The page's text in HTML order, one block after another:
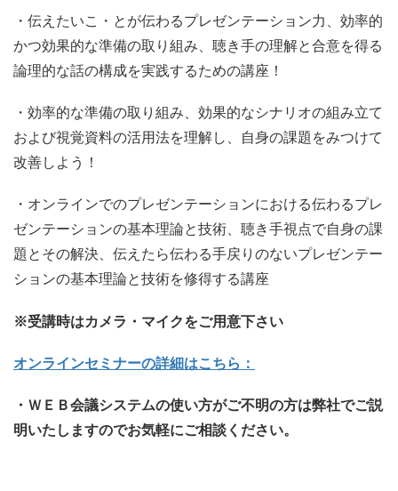
・伝えたいこ・とが伝わるプレゼンテーション力、効率的
かつ効果的な準備の取り組み、聴き手の理解と合意を得る
論理的な話の構成を実践するための講座！
・効率的な準備の取り組み、効果的なシナリオの組み立て
および視覚資料の活用法を理解し、自身の課題をみつけて
改善しよう！
・オンラインでのプレゼンテーションにおける伝わるプレ
ゼンテーションの基本理論と技術、聴き手視点で自身の課
題とその解決、伝えたら伝わる手戻りのないプレゼンテー
ションの基本理論と技術を修得する講座
※受講時はカメラ・マイクをご用意下さい
オンラインセミナーの詳細はこちら：
・ＷＥＢ会議システムの使い方がご不明の方は弊社でご説
明いたしますのでお気軽にご相談ください。